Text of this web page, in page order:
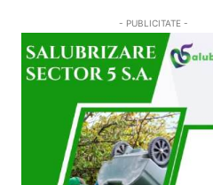
- PUBLICITATE -